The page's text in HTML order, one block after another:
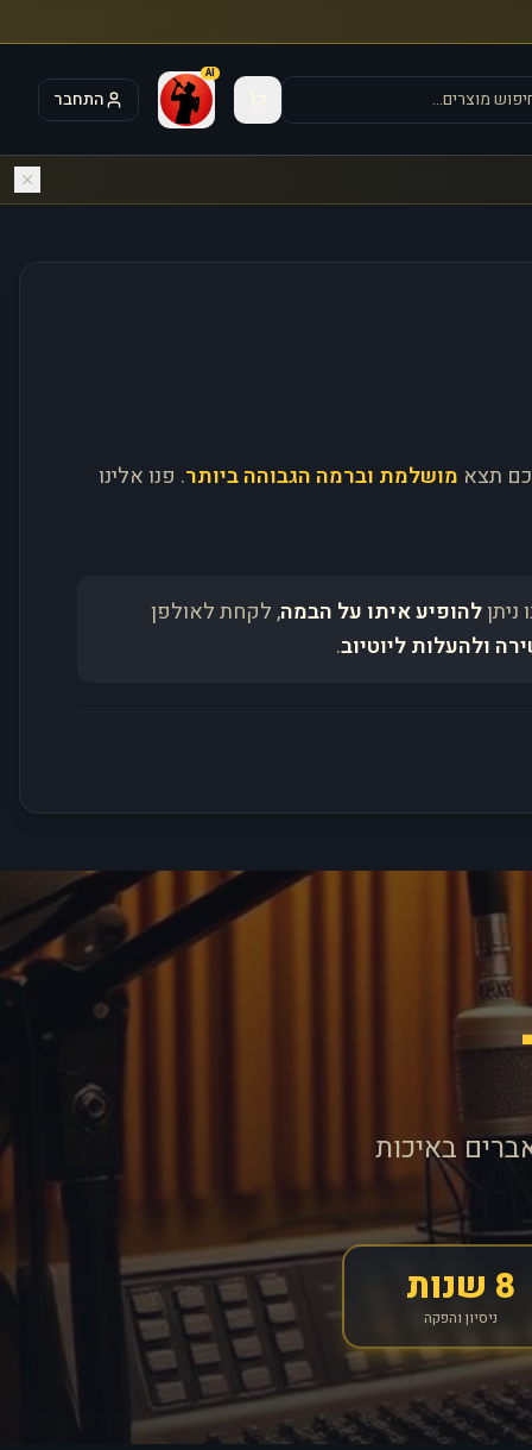
AI
התחבר
תצא מושלמת וברמה הגבוהה ביותר. פנו אלינו
להופיע איתו על הבמה, לקחת לאולפן
ולהעלות ליוטיוב.
באיכות
8 שנות
ניסיון והפקה